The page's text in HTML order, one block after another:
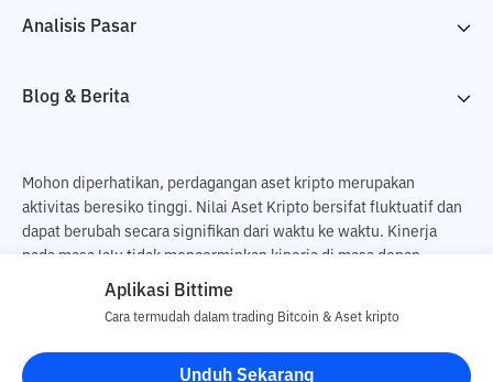
Analisis Pasar
Blog & Berita
Mohon diperhatikan, perdagangan aset kripto merupakan
aktivitas beresiko tinggi. Nilai Aset Kripto bersifat fluktuatif dan
dapat berubah secara signifikan dari waktu ke waktu. Kinerja
pada masa lalu tidak mencerminkan kinerja di masa depan.
Terdapat risiko kehilangan sebagai dampak dari membeli dan
pengguna. PT Utama Aset Digital Indonesia (Bittime) tidak
bertanggung jawab atas perubahan fluktuasi dari nilai tukar Aset
Kripto.
Aplikasi Bittime
Cara termudah dalam trading Bitcoin & Aset kripto
Unduh Sekarang